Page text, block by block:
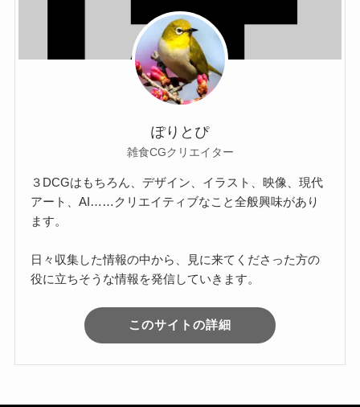
ぽりとぴ
雑食CGクリエイター
３DCGはもちろん、デザイン、イラスト、映像、現代
アート、AI……クリエイティブなこと全般興味があり
ます。
日々収集した情報の中から、見に来てくださった方の
役に立ちそうな情報を発信していきます。
このサイトの詳細